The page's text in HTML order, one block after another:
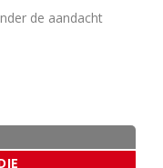
de aandacht